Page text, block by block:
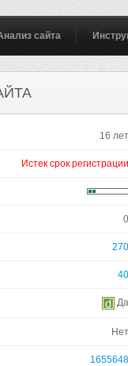
сайта
16 лет
Истек срок регистрации
0
270
40
Да
Нет
1655648